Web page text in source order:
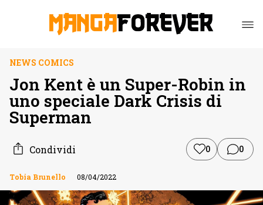
NEWS COMICS
Jon Kent è un Super-Robin in
uno speciale Dark Crisis di
Superman
Condividi 0 0
Tobia Brunello 08/04/2022